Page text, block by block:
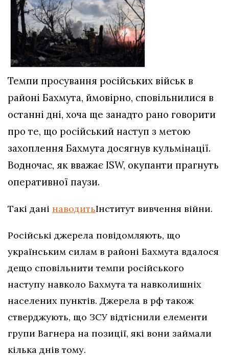
Темпи просування російських військ в
районі Бахмута, ймовірно, сповільнилися в
останні дні, хоча ще занадто рано говорити
про те, що російський наступ з метою
захоплення Бахмута досягнув кульмінації.
Водночас, як вважає ISW, окупанти прагнуть
оперативної паузи.
Такі дані наводитьІнститут вивчення війни.
Російські джерела повідомляють, що
українським силам в районі Бахмута вдалося
дещо сповільнити темпи російського
наступу навколо Бахмута та навколишніх
населених пунктів. Джерела в рф також
стверджують, що ЗСУ відтіснили елементи
групи Вагнера на позиції, які вони займали
кілька днів тому.